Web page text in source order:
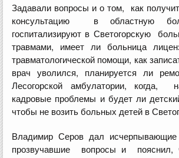
Задавали вопросы и о том, как
консультацию в областную
госпитализируют в Светогорскую
травмами, имеет ли больница
травматологической помощи, как
врач уволился, планируется ли
Лесогорской амбулатории, когда,
кадровые проблемы и будет ли
чтобы не возить больных детей в
Владимир Серов дал
прозвучавшие вопросы и пояснил,